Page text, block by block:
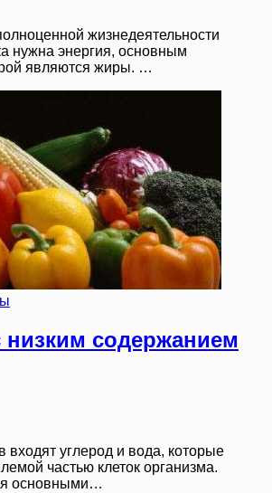
жизнедеятельности
нужна энергия, основным
являются жиры. …
содержанием
входят углерод и вода, которые
частью клеток организма.
основными…